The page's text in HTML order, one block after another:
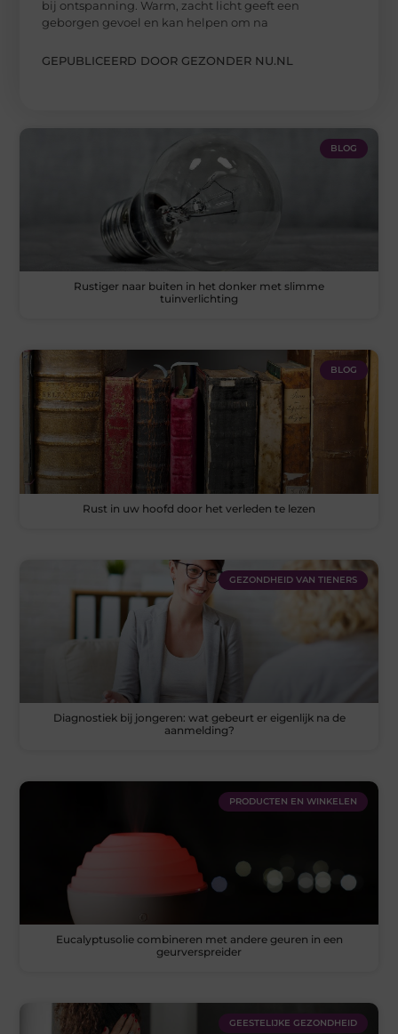
bij ontspanning. Warm, zacht licht geeft een
geborgen gevoel en kan helpen om na
GEPUBLICEERD DOOR GEZONDER NU.NL
BLOG
Rustiger naar buiten in het donker met slimme
tuinverlichting
BLOG
Rust in uw hoofd door het verleden te lezen
GEZONDHEID VAN TIENERS
Diagnostiek bij jongeren: wat gebeurt er eigenlijk na de
aanmelding?
PRODUCTEN EN WINKELEN
Eucalyptusolie combineren met andere geuren in een
geurverspreider
GEESTELIJKE GEZONDHEID